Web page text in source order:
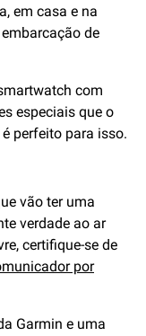
em casa e na
de
com
especiais que o
perfeito para isso.
vão ter uma
verdade ao ar
certifique-se de
por
Garmin e uma